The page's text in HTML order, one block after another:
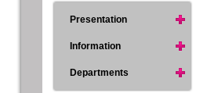
Presentation
Information
Departments